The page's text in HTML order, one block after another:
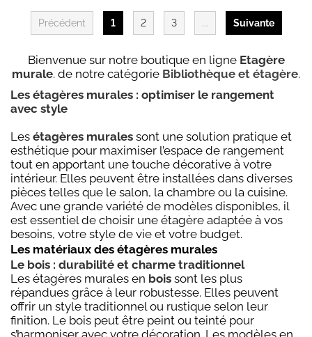
Précédent 1 2 3 ... Suivante
Bienvenue sur notre boutique en ligne Etagère
murale. de notre catégorie Bibliothèque et étagère.
Les étagères murales : optimiser le rangement
avec style
Les étagères murales sont une solution pratique et
esthétique pour maximiser l’espace de rangement
tout en apportant une touche décorative à votre
intérieur. Elles peuvent être installées dans diverses
pièces telles que le salon, la chambre ou la cuisine.
Avec une grande variété de modèles disponibles, il
est essentiel de choisir une étagère adaptée à vos
besoins, votre style de vie et votre budget.
Les matériaux des étagères murales
Le bois : durabilité et charme traditionnel
Les étagères murales en bois sont les plus
répandues grâce à leur robustesse. Elles peuvent
offrir un style traditionnel ou rustique selon leur
finition. Le bois peut être peint ou teinté pour
s’harmoniser avec votre décoration. Les modèles en